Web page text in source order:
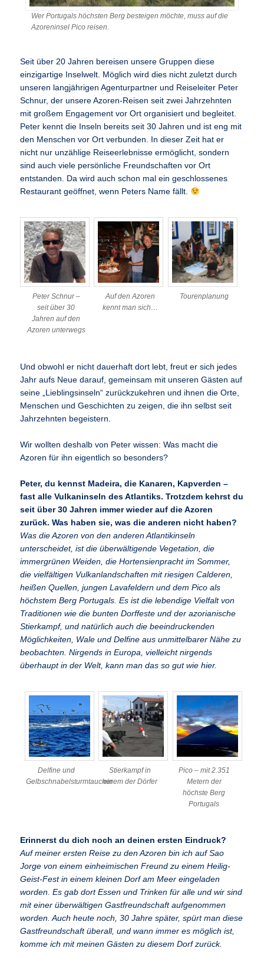
Wer Portugals höchsten Berg besteigen möchte, muss auf die
Azoreninsel Pico reisen.
Seit über 20 Jahren bereisen unsere Gruppen diese
einzigartige Inselwelt. Möglich wird dies nicht zuletzt durch
unseren langjährigen Agenturpartner und Reiseleiter Peter
Schnur, der unsere Azoren-Reisen seit zwei Jahrzehnten
mit großem Engagement vor Ort organisiert und begleitet.
Peter kennt die Inseln bereits seit 30 Jahren und ist eng mit
den Menschen vor Ort verbunden. In dieser Zeit hat er
nicht nur unzählige Reiseerlebnisse ermöglicht, sondern
sind auch viele persönliche Freundschaften vor Ort
entstanden. Da wird auch schon mal ein geschlossenes
Restaurant geöffnet, wenn Peters Name fällt.
Peter Schnur –
seit über 30
Jahren auf den
Azoren unterwegs
Auf den Azoren
kennt man sich…
Tourenplanung
Und obwohl er nicht dauerhaft dort lebt, freut er sich jedes
Jahr aufs Neue darauf, gemeinsam mit unseren Gästen auf
seine „Lieblingsinseln“ zurückzukehren und ihnen die Orte,
Menschen und Geschichten zu zeigen, die ihn selbst seit
Jahrzehnten begeistern.
Wir wollten deshalb von Peter wissen: Was macht die
Azoren für ihn eigentlich so besonders?
Peter, du kennst Madeira, die Kanaren, Kapverden –
fast alle Vulkaninseln des Atlantiks. Trotzdem kehrst du
seit über 30 Jahren immer wieder auf die Azoren
zurück. Was haben sie, was die anderen nicht haben?
Was die Azoren von den anderen Atlantikinseln
unterscheidet, ist die überwältigende Vegetation, die
immergrünen Weiden, die Hortensienpracht im Sommer,
die vielfältigen Vulkanlandschaften mit riesigen Calderen,
heißen Quellen, jungen Lavafeldern und dem Pico als
höchstem Berg Portugals. Es ist die lebendige Vielfalt von
Traditionen wie die bunten Dorffeste und der azorianische
Stierkampf, und natürlich auch die beeindruckenden
Möglichkeiten, Wale und Delfine aus unmittelbarer Nähe zu
beobachten. Nirgends in Europa, vielleicht nirgends
überhaupt in der Welt, kann man das so gut wie hier.
Delfine und
Gelbschnabelsturmtaucher
Stierkampf in
einem der Dörfer
Pico – mit 2.351
Metern der
höchste Berg
Portugals
Erinnerst du dich noch an deinen ersten Eindruck?
Auf meiner ersten Reise zu den Azoren bin ich auf Sao
Jorge von einem einheimischen Freund zu einem Heilig-
Geist-Fest in einem kleinen Dorf am Meer eingeladen
worden. Es gab dort Essen und Trinken für alle und wir sind
mit einer überwältigen Gastfreundschaft aufgenommen
worden. Auch heute noch, 30 Jahre später, spürt man diese
Gastfreundschaft überall, und wann immer es möglich ist,
komme ich mit meinen Gästen zu diesem Dorf zurück.